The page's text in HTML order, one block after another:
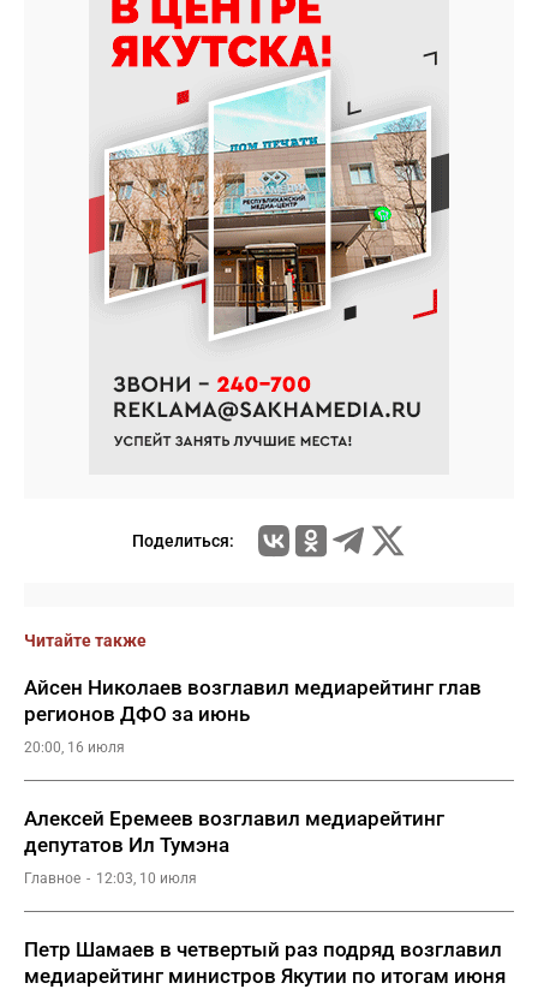
Поделиться:
Читайте также
Айсен Николаев возглавил медиарейтинг глав
регионов ДФО за июнь
20:00, 16 июля
Алексей Еремеев возглавил медиарейтинг
депутатов Ил Тумэна
Главное 12:03, 10 июля
Петр Шамаев в четвертый раз подряд возглавил
медиарейтинг министров Якутии по итогам июня